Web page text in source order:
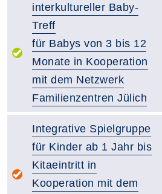
interkultureller Baby-
Treff
für Babys von 3 bis 12
Monate in Kooperation
mit dem Netzwerk
Familienzentren Jülich
Integrative Spielgruppe
für Kinder ab 1 Jahr bis
Kitaeintritt in
Kooperation mit dem